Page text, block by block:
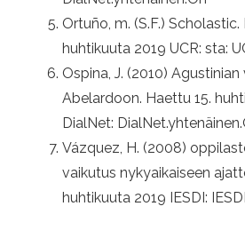
Ortuño, m. (S.F.) Scholastic.
huhtikuuta 2019 UCR: sta:
Ospina, J. (2010)
Abelardoon. Haettu 15.
DialNet:
Vázquez, H. (2008)
vaikutus nykyaikaiseen
huhtikuuta 2019 IESDI: